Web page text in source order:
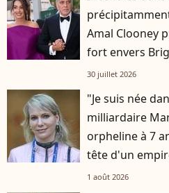
Amal Clooney
fort envers
30 juillet 2026
"Je suis née
milliardaire
orpheline à 7
tête d'un
1 août 2026